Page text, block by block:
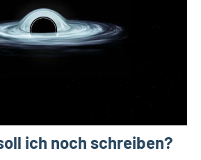
ich noch schreiben?